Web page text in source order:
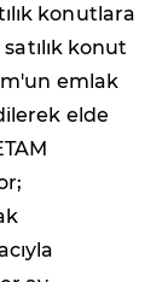
konutlara
satılık konut
emlak
elde